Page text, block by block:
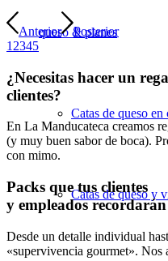
queso & planes
Catas de queso en
Catas de queso y
Anterior
Posterior
1 2345
¿Necesitas hacer un
clientes?
En La Manducateca creamos
(y muy buen sabor de boca).
con mimo.
Packs que tus clientes
y empleados recordarán
Desde un detalle individual
«supervivencia gourmet». Nos